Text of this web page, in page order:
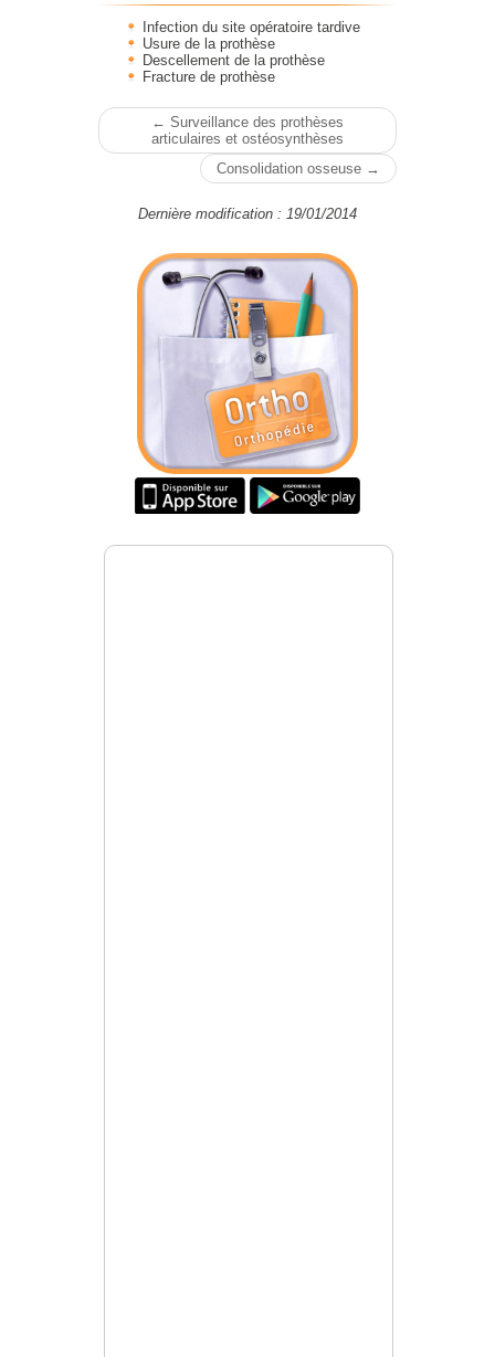
Infection du site opératoire tardive
Usure de la prothèse
Descellement de la prothèse
Fracture de prothèse
← Surveillance des prothèses
articulaires et ostéosynthèses
Consolidation osseuse →
Dernière modification : 19/01/2014